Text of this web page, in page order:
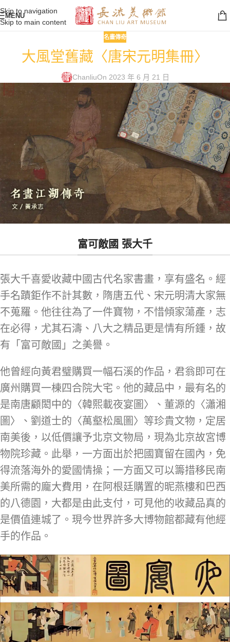
Skip to navigation
Skip to main content
MENU
名畫傳奇
大風堂舊藏〈唐宋元明集冊〉
ChanliuOn 2023 年 6 月 21 日
富可敵國 張大千
張大千喜愛收藏中國古代名家書畫，享有盛名。經
手名蹟鉅作不計其數，隋唐五代、宋元明清大家無
不蒐羅。他往往為了一件寶物，不惜傾家蕩產，志
在必得，尤其石濤、八大之精品更是情有所鍾，故
有「富可敵國」之美譽。
他曾經向黃君璧購買一幅石溪的作品，君翁即可在
廣州購買一棟四合院大宅。他的藏品中，最有名的
是南唐顧閎中的〈韓熙載夜宴圖〉、董源的〈瀟湘
圖〉、劉道士的〈萬壑松風圖〉等珍貴文物，定居
南美後，以低價讓予北京文物局，現為北京故宮博
物院珍藏。此舉，一方面出於把國寶留在國內，免
得流落海外的愛國情操；一方面又可以籌措移民南
美所需的龐大費用，在阿根廷購置的昵燕樓和巴西
的八德園，大都是由此支付，可見他的收藏品真的
是價值連城了。現今世界許多大博物館都藏有他經
手的作品。